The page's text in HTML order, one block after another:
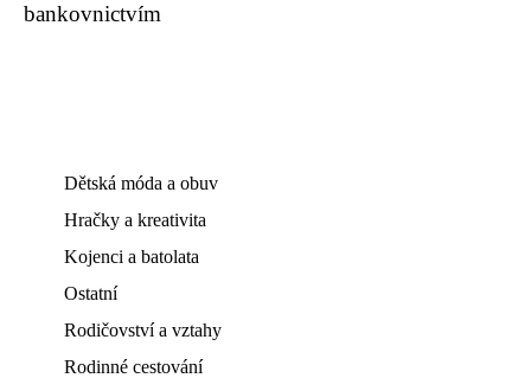
bankovnictvím
Dětská móda a obuv
Hračky a kreativita
Kojenci a batolata
Ostatní
Rodičovství a vztahy
Rodinné cestování